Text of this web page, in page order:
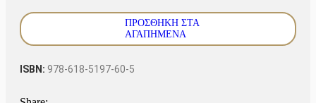
ΠΡΟΣΘΗΚΗ ΣΤΑ
ΑΓΑΠΗΜΕΝΑ
ISBN: 978-618-5197-60-5